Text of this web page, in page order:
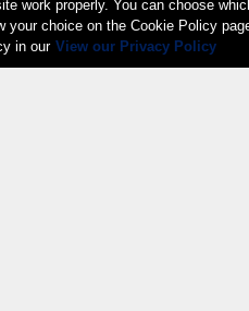
work properly. You can choose
your choice on the Cookie Policy
in our View our Privacy Policy